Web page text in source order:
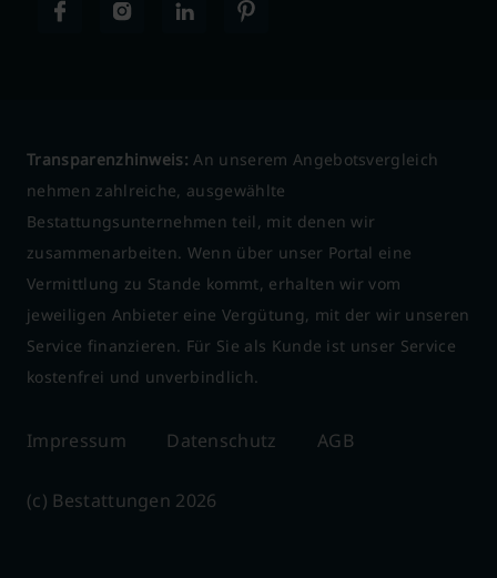
Transparenzhinweis: An unserem Angebotsvergleich
nehmen zahlreiche, ausgewählte
Bestattungsunternehmen teil, mit denen wir
zusammenarbeiten. Wenn über unser Portal eine
Vermittlung zu Stande kommt, erhalten wir vom
jeweiligen Anbieter eine Vergütung, mit der wir unseren
Service finanzieren. Für Sie als Kunde ist unser Service
kostenfrei und unverbindlich.
Impressum Datenschutz AGB
(c) Bestattungen 2026